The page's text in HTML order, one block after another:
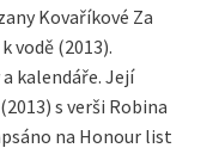
Kovaříkové Za
vodě (2013).
kalendáře. Její
s verši Robina
na Honour list